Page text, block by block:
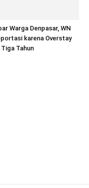
Warga Denpasar, WN
karena Overstay
Tahun